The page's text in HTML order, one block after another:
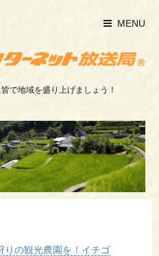
MENU
で地域を盛り上げましょう！
りの観光農園を！イチゴ